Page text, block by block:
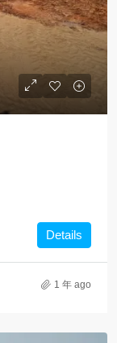
Details
1 年 ago